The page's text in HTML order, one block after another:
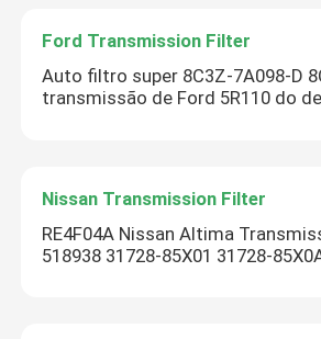
Ford Transmission Filter
Auto filtro super 8C3Z-7A098-D
transmissão de Ford 5R110 do
Nissan Transmission Filter
RE4F04A Nissan Altima
518938 31728-85X01 31728-